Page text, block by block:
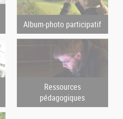
Album-photo participatif
Ressources
pédagogiques